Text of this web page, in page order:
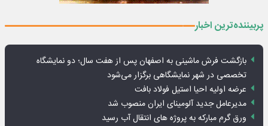
پربیننده‌ترین اخبار
بازگشت فرش ماشینی به اصفهان پس از هفت سال؛ دو نمایشگاه
تخصصی در شهر نمایشگاهی برگزار می‌شود
عرضه اولیه احیا استیل فولاد بافت
مدیرعامل جدید آلومینای ایران منصوب شد
ورق گرم مبارکه به پروژه های انتقال آب رسید